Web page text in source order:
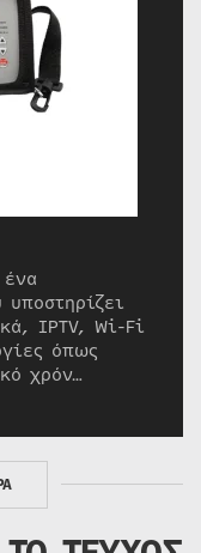
IPTV, Wi-Fi
όπως
χρόν…